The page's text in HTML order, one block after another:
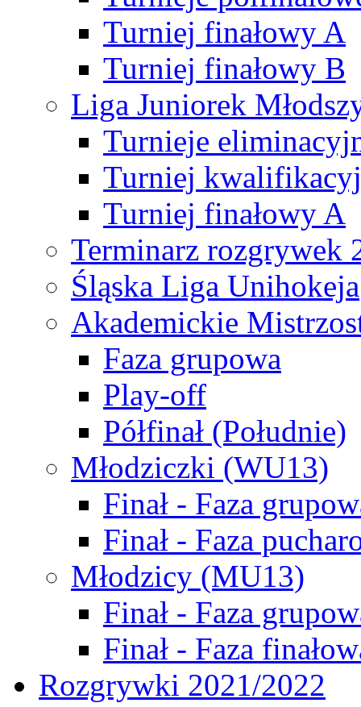
Turniej finałowy A
Turniej finałowy B
Liga Juniorek
Turnieje
Turniej
Turniej finałowy A
Terminarz rozgrywek
Śląska Liga Unihokeja
Akademickie
Faza grupowa
Play-off
Półfinał (Południe)
Młodziczki (WU13)
Finał - Faza
Finał - Faza
Młodzicy (MU13)
Finał - Faza
Finał - Faza
Rozgrywki 2021/2022